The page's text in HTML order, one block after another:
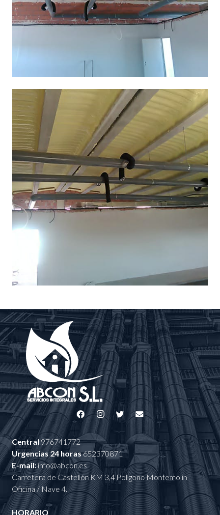
Central976741772
Urgencias 24 horas652370871
E-mail:info@abcon.es
Carretera de Castellón KM 3,4 Polígono Montemolin
Oficina / Nave 4.
HORARIO